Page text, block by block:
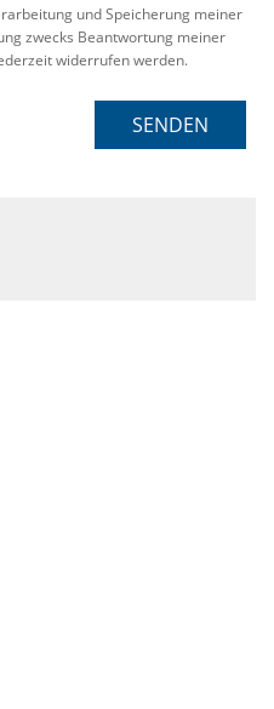
und Speicherung meiner
zwecks Beantwortung meiner
widerrufen werden.
SENDEN